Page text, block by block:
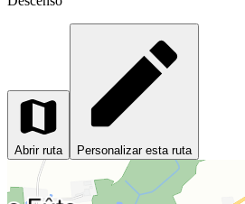
Abrir ruta Personalizar esta ruta